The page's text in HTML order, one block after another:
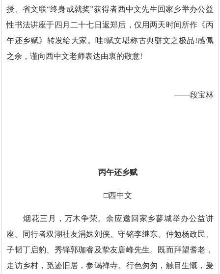
授、省文联“终身成就奖”获得者西中文先生回家乡举办公益
性书法讲座于四月二十七日返郑后，仅用两天时间所作《丙
午还乡赋》转发给大家。哇!赋文堪称古典骈文之极品!感佩
之余，谨向西中文老师表达由衷的敬意!
——段宝林
丙午还乡赋
□西中文
烟花三月，万木争荣。余应邀回家乡蓼城举办公益讲
座。同行者双湖社友涓姝刘侠、守铭李继东、仲勉杨政民、
子韬丁启豹、秀铎郭珈睿及挚友唐峰先生。既而拜望耆老，
走访乡村，觅迹旧居，参谒禅寺。行色匆匆，触目生慨，爰